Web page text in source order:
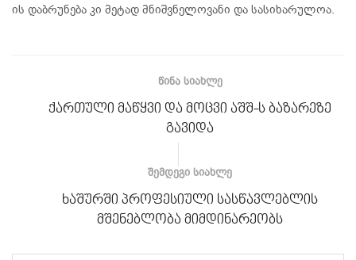
ის დაბრუნება კი მეტად მნიშვნელოვანი და სასიხარულოა.
ᲬᲘᲜᲐ ᲡᲘᲐᲮᲚᲔ
ქართული მაწყვი და მოცვი აშშ-ს ბაზარეზე
გავიდა
ᲨᲔᲛᲓᲔᲒᲘ ᲡᲘᲐᲮᲚᲔ
ხაშურში პროფესიული სასწავლებლის
მშენებლობა მიმდინარეობს